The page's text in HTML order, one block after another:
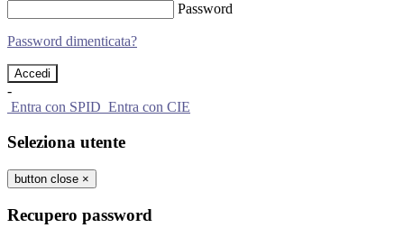
Password
Password dimenticata?
-
Entra con SPID Entra con CIE
Seleziona utente
button close ×
Recupero password